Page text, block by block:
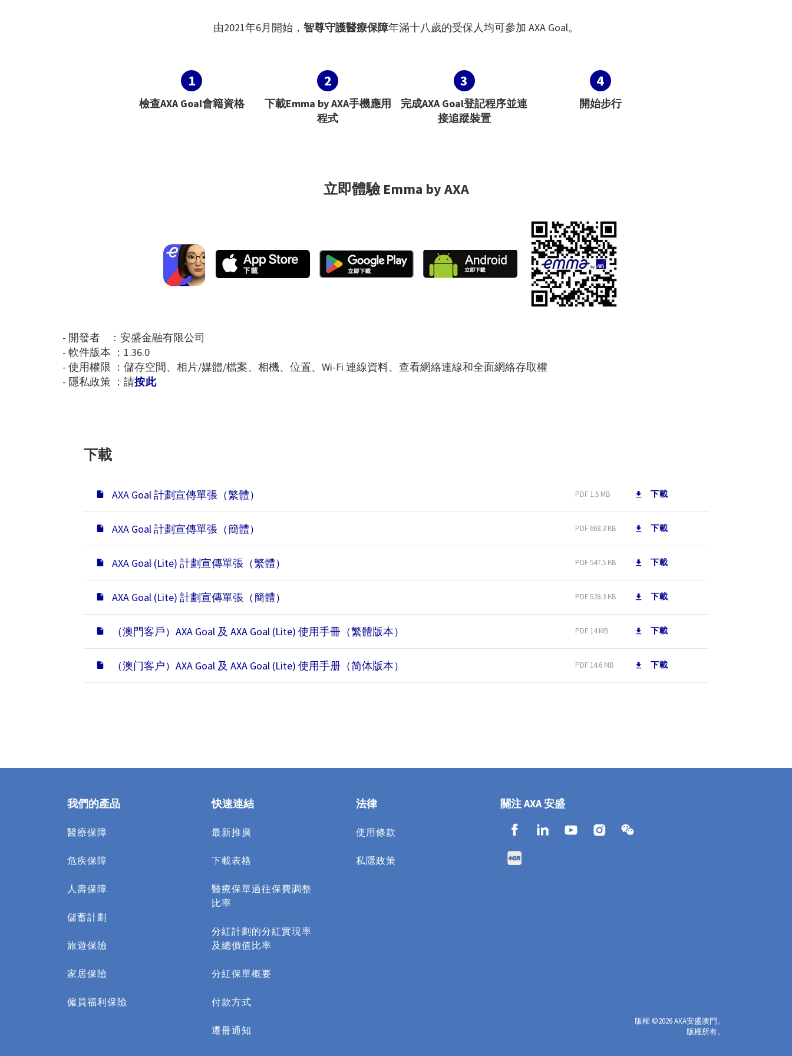
由2021年6月開始， 智尊守護醫療保障年滿十八歲的受保人均可參加 AXA Goal。
1
檢查AXA Goal會籍資格
2
下載Emma by AXA手機應用
程式
3
完成AXA Goal登記程序並連
接追蹤裝置
4
開始步行
立即體驗 Emma by AXA
- 開發者 ：安盛金融有限公司
- 軟件版本 ：1.36.0
- 使用權限 ：儲存空間、相片/媒體/檔案、相機、位置、Wi-Fi 連線資料、查看網絡連線和全面網絡存取權
- 隱私政策 ：請按此
下載
下載
AXA Goal 計劃宣傳單張（繁體） PDF 1.5 MB
下載
AXA Goal 計劃宣傳單張（簡體） PDF 668.3 KB
下載
AXA Goal (Lite) 計劃宣傳單張（繁體） PDF 547.5 KB
下載
AXA Goal (Lite) 計劃宣傳單張（簡體） PDF 528.3 KB
下載
（澳門客戶）AXA Goal 及 AXA Goal (Lite) 使用手冊（繁體版本） PDF 14 MB
下載
（澳门客户）AXA Goal 及 AXA Goal (Lite) 使用手册（简体版本） PDF 14.6 MB
我們的產品
醫療保障
危疾保障
人壽保障
儲蓄計劃
旅遊保險
家居保險
僱員福利保險
快速連結
最新推廣
下載表格
醫療保單過往保費調整
比率
分紅計劃的分紅實現率
及總價值比率
分紅保單概要
付款方式
遷冊通知
法律
使用條款​
私隱政策
關注 AXA 安盛
版權 ©2026 AXA安盛澳門。
版權所有。